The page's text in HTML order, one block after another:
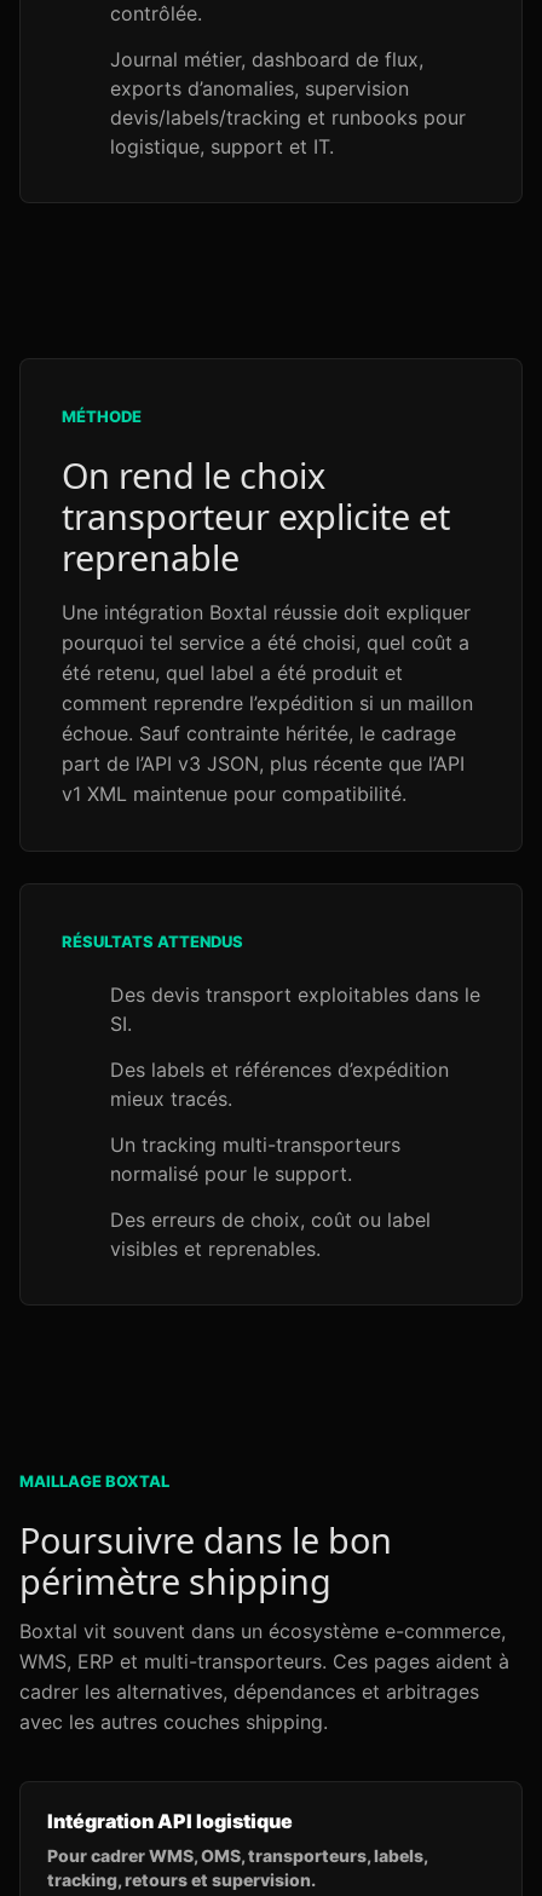
contrôlée.
Journal métier, dashboard de flux,
exports d’anomalies, supervision
devis/labels/tracking et runbooks pour
logistique, support et IT.
MÉTHODE
On rend le choix
transporteur explicite et
reprenable
Une intégration Boxtal réussie doit expliquer
pourquoi tel service a été choisi, quel coût a
été retenu, quel label a été produit et
comment reprendre l’expédition si un maillon
échoue. Sauf contrainte héritée, le cadrage
part de l’API v3 JSON, plus récente que l’API
v1 XML maintenue pour compatibilité.
RÉSULTATS ATTENDUS
Des devis transport exploitables dans le
SI.
Des labels et références d’expédition
mieux tracés.
Un tracking multi-transporteurs
normalisé pour le support.
Des erreurs de choix, coût ou label
visibles et reprenables.
MAILLAGE BOXTAL
Poursuivre dans le bon
périmètre shipping
Boxtal vit souvent dans un écosystème e-commerce,
WMS, ERP et multi-transporteurs. Ces pages aident à
cadrer les alternatives, dépendances et arbitrages
avec les autres couches shipping.
Intégration API logistique
Pour cadrer WMS, OMS, transporteurs, labels,
tracking, retours et supervision.